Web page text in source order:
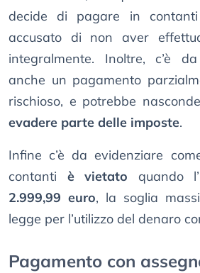
decide di pagare in contanti
accusato di non aver
integralmente. Inoltre, c’è
anche un pagamento
rischioso, e potrebbe
evadere parte delle imposte.
Infine c’è da evidenziare
contanti è vietato quando
2.999,99 euro, la soglia
legge per l’utilizzo del denaro
Pagamento con